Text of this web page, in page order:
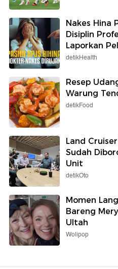
Nakes Hina
Disiplin
Laporkan
detikHealth
Resep
Warung
detikFood
Land
Sudah
Unit
detikOto
Momen
Bareng
Ultah
Wolipop